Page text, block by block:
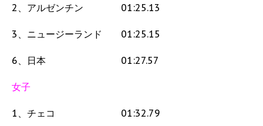
2、アルゼンチン 01:25.13
3、ニュージーランド 01:25.15
6、日本 01:27.57
女子
1、チェコ 01:32.79